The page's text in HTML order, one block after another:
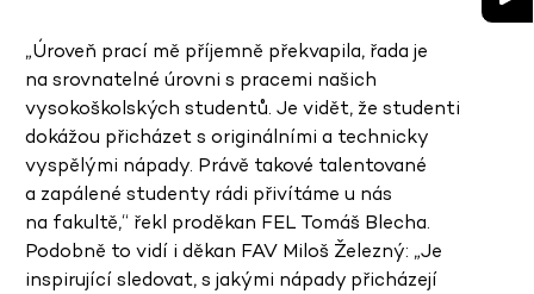
„Úroveň prací mě příjemně překvapila, řada je
na srovnatelné úrovni s pracemi našich
vysokoškolských studentů. Je vidět, že studenti
dokážou přicházet s originálními a technicky
vyspělými nápady. Právě takové talentované
a zapálené studenty rádi přivítáme u nás
na fakultě,“ řekl proděkan FEL Tomáš Blecha.
Podobně to vidí i děkan FAV Miloš Železný: „Je
inspirující sledovat, s jakými nápady přicházejí